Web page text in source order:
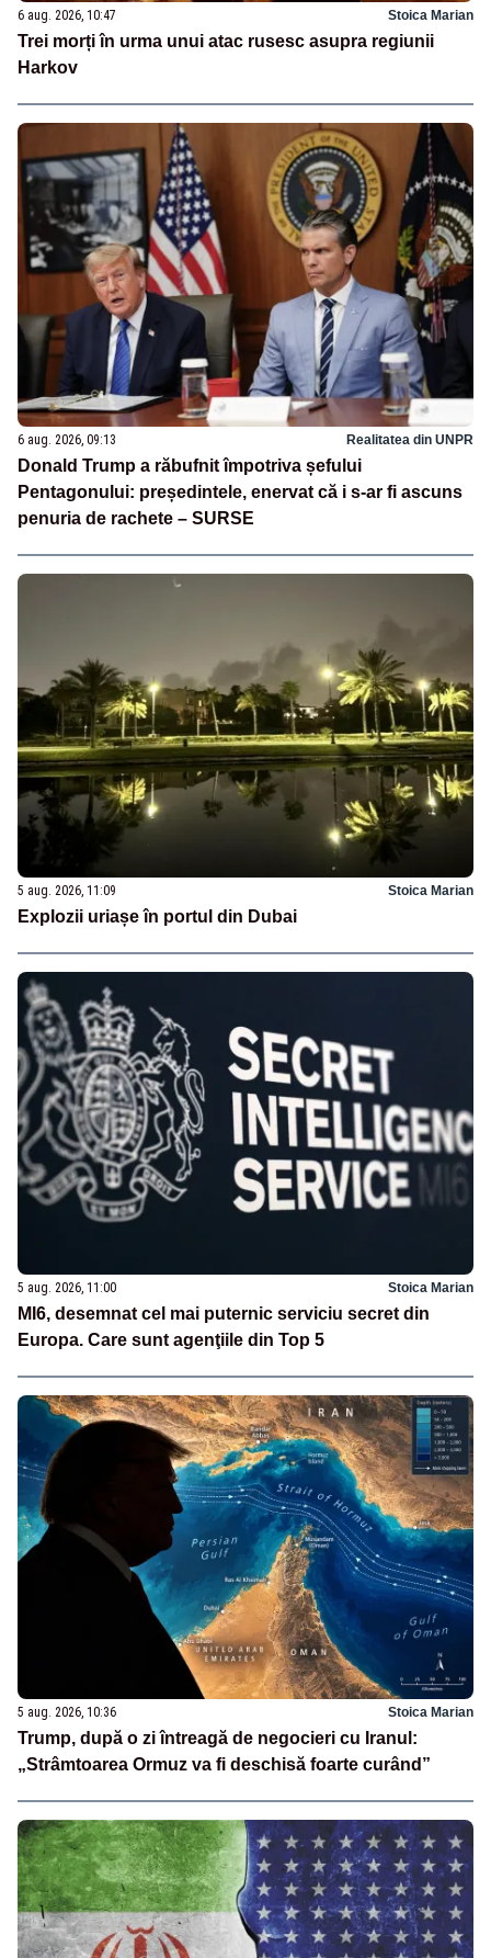
6 aug. 2026, 10:47 Stoica Marian
Trei morți în urma unui atac rusesc asupra regiunii
Harkov
6 aug. 2026, 09:13 Realitatea din UNPR
Donald Trump a răbufnit împotriva șefului
Pentagonului: președintele, enervat că i s-ar fi ascuns
penuria de rachete – SURSE
5 aug. 2026, 11:09 Stoica Marian
Explozii uriașe în portul din Dubai
5 aug. 2026, 11:00 Stoica Marian
MI6, desemnat cel mai puternic serviciu secret din
Europa. Care sunt agenţiile din Top 5
5 aug. 2026, 10:36 Stoica Marian
Trump, după o zi întreagă de negocieri cu Iranul:
„Strâmtoarea Ormuz va fi deschisă foarte curând”